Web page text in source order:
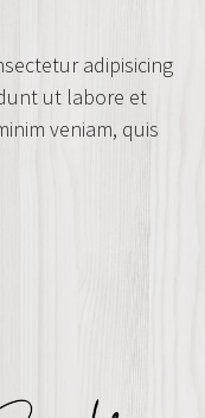
adipisicing
ut labore et
veniam, quis